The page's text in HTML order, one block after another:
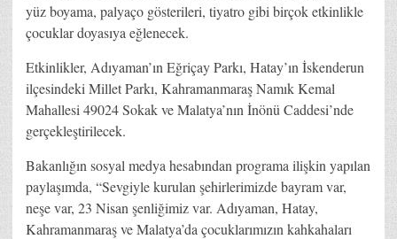
yüz boyama, palyaço gösterileri, tiyatro gibi birçok etkinlikle
çocuklar doyasıya eğlenecek.
Etkinlikler, Adıyaman’ın Eğriçay Parkı, Hatay’ın İskenderun
ilçesindeki Millet Parkı, Kahramanmaraş Namık Kemal
Mahallesi 49024 Sokak ve Malatya’nın İnönü Caddesi’nde
gerçekleştirilecek.
Bakanlığın sosyal medya hesabından programa ilişkin yapılan
paylaşımda, “Sevgiyle kurulan şehirlerimizde bayram var,
neşe var, 23 Nisan şenliğimiz var. Adıyaman, Hatay,
Kahramanmaraş ve Malatya’da çocuklarımızın kahkahaları